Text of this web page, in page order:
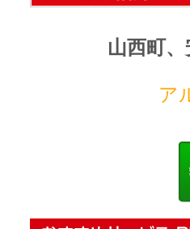
山西町、安
ア